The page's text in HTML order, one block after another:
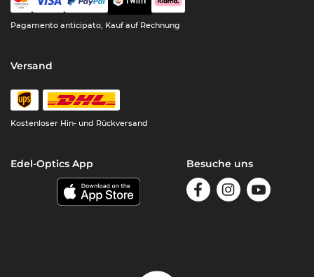
Pagamento anticipato, Kauf auf Rechnung
Versand
Kostenloser Hin- und Rückversand
Edel-Optics App Besuche uns